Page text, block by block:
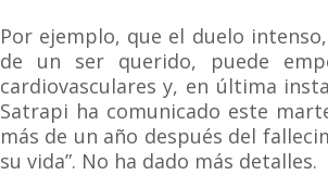
Por ejemplo, que el duelo
de un ser querido, puede
cardiovasculares y, en última
Satrapi ha comunicado este
más de un año después del
su vida”. No ha dado más detalles.